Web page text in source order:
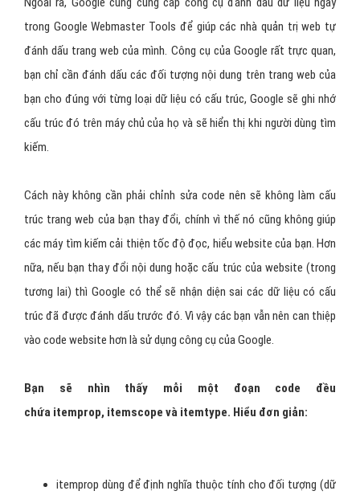
trong Google Webmaster Tools để giúp các nhà quản trị web tự
đánh dấu trang web của mình. Công cụ của Google rất trực quan,
bạn chỉ cần đánh dấu các đối tượng nội dung trên trang web của
bạn cho đúng với từng loại dữ liệu có cấu trúc, Google sẽ ghi nhớ
cấu trúc đó trên máy chủ của họ và sẽ hiển thị khi người dùng tìm
kiếm.
Cách này không cần phải chỉnh sửa code nên sẽ không làm cấu
trúc trang web của bạn thay đổi, chính vì thế nó cũng không giúp
các máy tìm kiếm cải thiện tốc độ đọc, hiểu website của bạn. Hơn
nữa, nếu bạn thay đổi nội dung hoặc cấu trúc của website (trong
tương lai) thì Google có thể sẽ nhận diện sai các dữ liệu có cấu
trúc đã được đánh dấu trước đó. Vì vậy các bạn vẫn nên can thiệp
vào code website hơn là sử dụng công cụ của Google.
Bạn sẽ nhìn thấy mỗi một đoạn code đều
chứa itemprop, itemscope và itemtype. Hiểu đơn giản:
itemprop dùng để định nghĩa thuộc tính cho đối tượng (dữ